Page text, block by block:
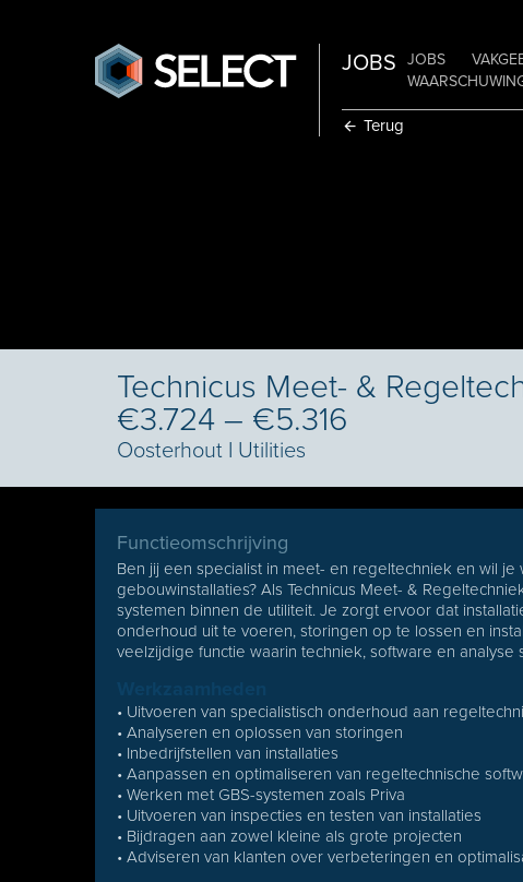
JOBS JOBS
Terug
Technicus Meet- &
€3.724 – €5.316
Oosterhout I Utilities
Functieomschrijving
Ben jij een specialist in meet- en regeltechniek en wil
gebouwinstallaties? Als Technicus Meet- &
systemen binnen de utiliteit. Je zorgt ervoor dat
onderhoud uit te voeren, storingen op te lossen en
veelzijdige functie waarin techniek, software en analyse
• Uitvoeren van specialistisch onderhoud aan
• Analyseren en oplossen van storingen
• Inbedrijfstellen van installaties
• Aanpassen en optimaliseren van regeltechnische
• Werken met GBS-systemen zoals Priva
• Uitvoeren van inspecties en testen van installaties
• Bijdragen aan zowel kleine als grote projecten
• Adviseren van klanten over verbeteringen en